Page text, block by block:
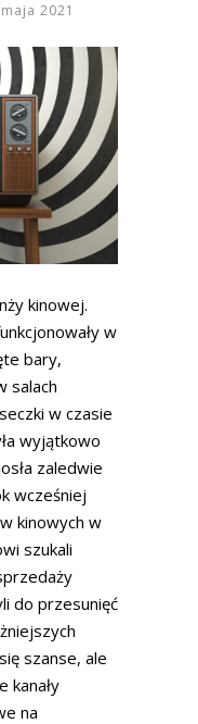
2021
kinowej.
w
bary,
salach
w czasie
wyjątkowo
zaledwie
wcześniej
kinowych w
szukali
do przesunięć
szanse, ale
kanały
na